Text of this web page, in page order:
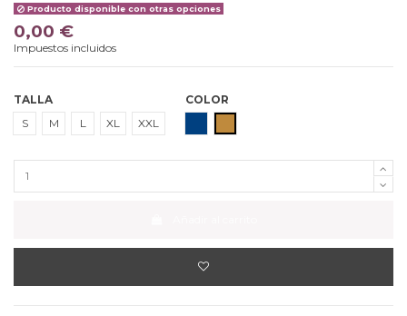
Producto disponible con otras opciones
0,00 €
Impuestos incluidos
TALLA
S
M L XL XXL
COLOR